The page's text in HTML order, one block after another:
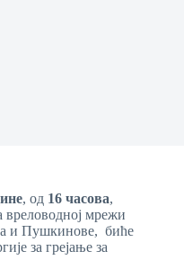
, од 16 часова,
вреловодној мрежи
и Пушкинове, биће
за грејање за